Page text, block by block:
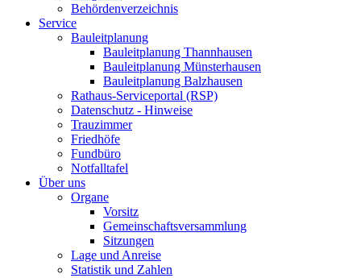
Behördenverzeichnis
Service
Bauleitplanung
Bauleitplanung Thannhausen
Bauleitplanung Münsterhausen
Bauleitplanung Balzhausen
Rathaus-Serviceportal (RSP)
Datenschutz - Hinweise
Trauzimmer
Friedhöfe
Fundbüro
Notfalltafel
Über uns
Organe
Vorsitz
Gemeinschaftsversammlung
Sitzungen
Lage und Anreise
Statistik und Zahlen